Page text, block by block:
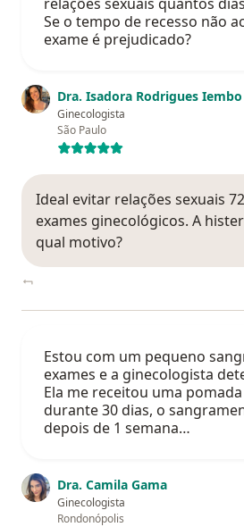
Se o tempo de recesso não
exame é prejudicado?
Dra. Isadora Rodrigues Iembo
Ginecologista
São Paulo
Ideal evitar relações sexuais
exames ginecológicos. A
qual motivo?
Estou com um pequeno
exames e a ginecologista
Ela me receitou uma
durante 30 dias, o
depois de 1 semana…
Dra. Camila Gama
Ginecologista
Rondonópolis